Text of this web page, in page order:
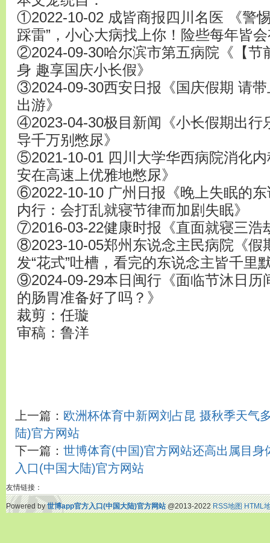
①2022-10-02 成皆商报四川名医 《警
踩雷”，小心大病找上你！险些每年皆
②2024-09-30哈尔滨市第五病院《【节
身 趣享国庆小长假》
③2024-09-30西安日报《国庆假期 请带
出游》
④2023-04-30极目新闻《小长假期出行
导千万别憋尿》
⑤2021-10-01 四川大学华西病院消化
安在高速上优雅地憋尿》
⑥2022-10-10 广州日报《晚上失眠的
内行：会打乱就寝节律而加剧失眠》
⑦2016-03-22健康时报《直面就寝三浩
⑧2023-10-05郑州东说念主民病院《假
发“花式”吐槽，看完的东说念主皆千里
⑨2024-09-29本日闽行《面临节沐日历
的肠胃准备好了吗？》
裁剪：任璇
审稿：鲁洋
上一篇： 欧洲杯体育中新网刘占昆 摄秋季天气
陆)官方网站
下一篇： 世博体育(中国)官方网站还高出属目
入口(中国大陆)官方网站
友情链接：
Powered by世博app官方入口(中国大陆)官方网站@2013-2022RSS地图 HTML